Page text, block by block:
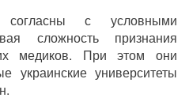
с условными
сложность признания
медиков. При этом они
украинские университеты